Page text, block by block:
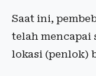
Saat ini,
telah mencapai
lokasi (penlok)